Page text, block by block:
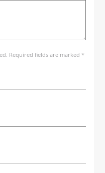
Required fields are marked *